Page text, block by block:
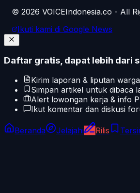
© 2026 VOICEIndonesia.co - All
Ikuti kami di Google News
Daftar gratis, dapat lebih dari
Kirim laporan & liputan
Simpan artikel untuk dibaca
Alert lowongan kerja & info
Ikut komentar dan diskusi
Beranda Jelajahi Rilis